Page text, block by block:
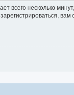
всего несколько